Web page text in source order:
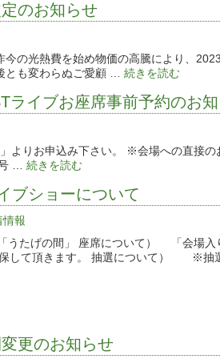
のお知らせ
の光熱費を始め物価の高騰により、
とも変わらぬご愛顧 … 続きを読む
ライブお座席事前予約のお
よりお申込み下さい。 ※会場への直接
… 続きを読む
ブショーについて
情報
たげの間」 座席について） 「会場入
して頂きます。 抽選について） ※抽
更のお知らせ